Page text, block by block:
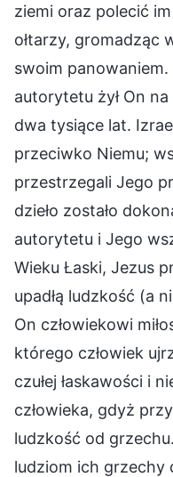
ziemi oraz polecić
ołtarzy, gromadząc
swoim
autorytetu żył On
dwa tysiące lat.
przeciwko Niemu;
przestrzegali Jego
dzieło zostało
autorytetu i Jego
Wieku Łaski, Jezus
upadłą ludzkość (a
On człowiekowi
którego człowiek
czułej łaskawości i
człowieka, gdyż
ludzkość od
ludziom ich grzechy